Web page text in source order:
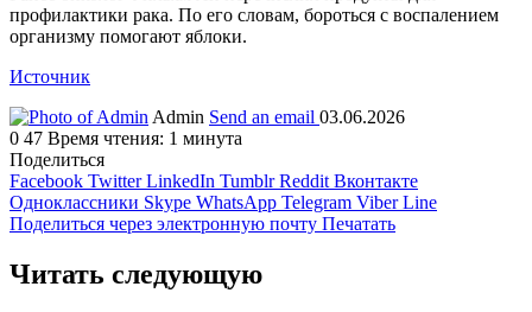
профилактики рака. По его словам, бороться с воспалением
организму помогают яблоки.
Источник
Admin Send an email 03.06.2026
0 47 Время чтения: 1 минута
Поделиться
Facebook Twitter LinkedIn Tumblr Reddit Вконтакте
Одноклассники Skype WhatsApp Telegram Viber Line
Поделиться через электронную почту Печатать
Читать следующую